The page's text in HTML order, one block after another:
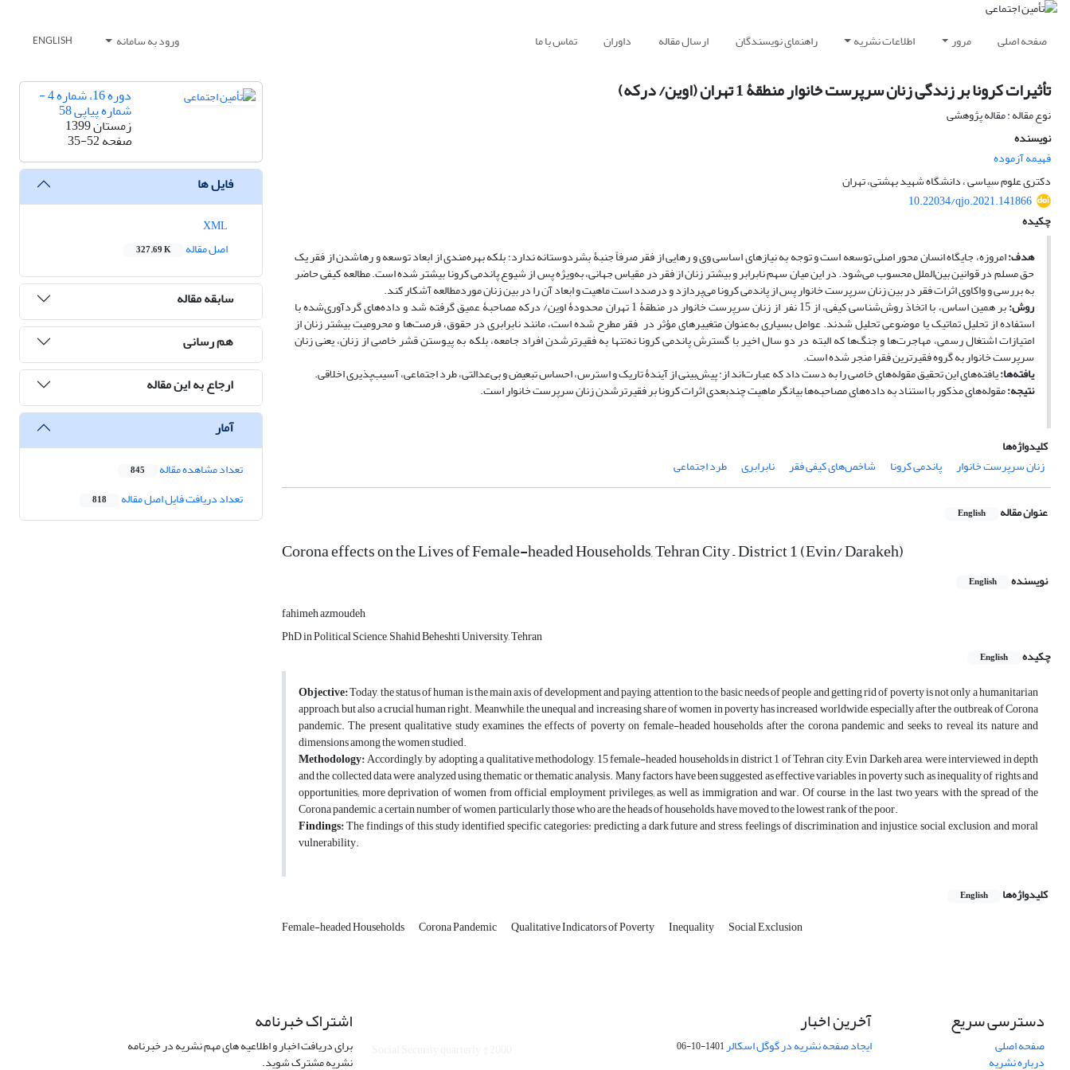
صفحه اصلی مرور اطلاعات نشریه راهنمای نویسندگان ارسال مقاله داوران تماس با ما ورود به سامانه ENGLISH
تأثیرات کرونا بر زندگی زنان سرپرست خانوار منطقۀ 1 تهران (اوین/ درکه)
نوع مقاله : مقاله پژوهشی
نویسنده
فهیمه آزموده
دکتری علوم سیاسی ، دانشگاه شهید بهشتی، تهران
10.22034/qjo.2021.141866
چکیده
هدف:امروزه، جایگاه انسان محور اصلی توسعه است و توجه به نیازهای اساسی وی و رهایی از فقر صرفاً جنبۀ بشردوستانه ندارد؛ بلکه بهره‌مندی از ابعاد توسعه و رهاشدن از فقر یک
حق مسلم در قوانین بین‌الملل محسوب می‌شود. در این میان سهم نابرابر و بیشتر زنان از فقر در مقیاس جهانی، به‌ویژه پس از شیوع پاندمی کرونا بیشتر شده است. مطالعه کیفی حاضر
به بررسی و واکاوی اثرات فقر در بین زنان سرپرست خانوار پس از پاندمی کرونا می‌پردازد و درصدد است ماهیت و ابعاد آن را در بین زنان موردمطالعه آشکار کند.
روش: بر همین اساس، با اتخاذ روش‌شناسی کیفی، از 15 نفر از زنان سرپرست خانوار در منطقۀ 1 تهران محدودۀ اوین/ درکه مصاحبۀ عمیق گرفته شد و داده‌های گردآوری‌شده با
استفاده از تحلیل تماتیک یا موضوعی تحلیل شدند. عوامل بسیاری به‌عنوان متغییرهای مؤثر در فقر مطرح شده است، مانند نابرابری در حقوق، فرصت‌ها و محرومیت بیشتر زنان از
امتیازات اشتغال رسمی، مهاجرت‌ها و جنگ‌ها که البته در دو سال اخیر با گسترش پاندمی کرونا نه‌تنها به فقیرترشدن افراد جامعه، بلکه به پیوستن قشر خاصی از زنان، یعنی زنان
سرپرست خانوار به گروه فقیرترین فقرا منجر شده است.
یافته‌ها:یافته‌های این تحقیق مقوله‌های خاصی را به دست داد که عبارت‌اند از: پیش‌بینی از آیندۀ تاریک و استرس، احساس تبعیض و بی‌عدالتی، طرد اجتماعی، آسیب‌پذیری اخلاقی.
نتیجه:مقوله‌های مذکور با استناد به داده‌های مصاحبه‌ها بیانگر ماهیت چندبعدی اثرات کرونا بر فقیرترشدن زنان سرپرست خانوار است.
کلیدواژه‌ها
زنان سرپرست خانوار
پاندمی کرونا شاخص‌های کیفی فقر نابرابری طرد اجتماعی
عنوان مقاله English
Corona effects on the Lives of Female-headed Households, Tehran City – District 1 (Evin/ Darakeh)
نویسنده English
fahimeh azmoudeh
PhD in Political Science, Shahid Beheshti University, Tehran
چکیده
English
Objective:Today, the status of human is the main axis of development and paying attention to the basic needs of people and getting rid of poverty is not only a humanitarian
approach, but also a crucial human right. Meanwhile, the unequal and increasing share of women in poverty has increased worldwide, especially after the outbreak of Corona
pandemic. The present qualitative study examines the effects of poverty on female-headed households after the corona pandemic and seeks to reveal its nature and
dimensions among the women studied.
Methodology:Accordingly, by adopting a qualitative methodology, 15 female-headed households in district 1 of Tehran city, Evin Darkeh area, were interviewed in depth
and the collected data were analyzed using thematic or thematic analysis. Many factors have been suggested as effective variables in poverty such as inequality of rights and
opportunities; more deprivation of women from official employment privileges; as well as immigration and war. Of course, in the last two years, with the spread of the
Corona pandemic, a certain number of women, particularly those who are the heads of households, have moved to the lowest rank of the poor.
Findings:The findings of this study identified specific categories: predicting a dark future and stress, feelings of discrimination and injustice, social exclusion, and moral
vulnerability.
کلیدواژه‌ها English
Female-headed Households Corona Pandemic Qualitative Indicators of Poverty Inequality Social Exclusion
دوره 16، شماره 4 -
شماره پیاپی 58
زمستان 1399
صفحه35-52
فایل ها
اصل مقاله
327.69 K
سابقه مقاله
هم رسانی
ارجاع به این مقاله
آمار
تعداد مشاهده مقاله 845
تعداد دریافت فایل اصل مقاله 818
دسترسی سریع
صفحه اصلی
درباره نشریه
آخرین اخبار
ایجاد صفحه نشریه در گوگل اسکالر1401-10-06
اشتراک خبرنامه
برای دریافت اخبار و اطلاعیه های مهم نشریه در خبرنامه
نشریه مشترک شوید.